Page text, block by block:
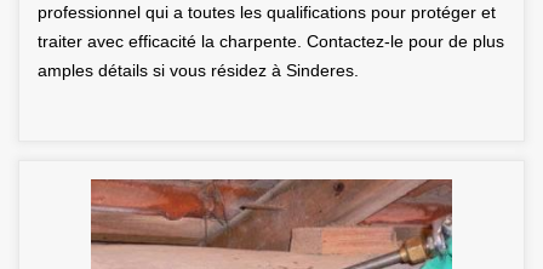
professionnel qui a toutes les qualifications pour protéger et
traiter avec efficacité la charpente. Contactez-le pour de plus
amples détails si vous résidez à Sinderes.